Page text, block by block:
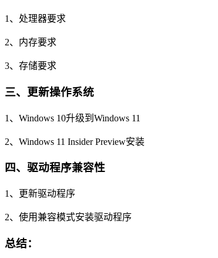
1、处理器要求
2、内存要求
3、存储要求
三、更新操作系统
1、Windows 10升级到Windows 11
2、Windows 11 Insider Preview安装
四、驱动程序兼容性
1、更新驱动程序
2、使用兼容模式安装驱动程序
总结：